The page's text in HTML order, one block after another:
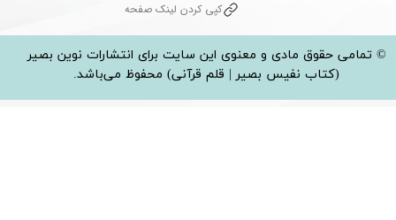
© تمامی حقوق مادی و معنوی این سایت برای انتشارات نوین بصیر
(کتاب نفیس بصیر | قلم قرآنی) محفوظ می‌باشد.
کپی کردن لینک صفحه